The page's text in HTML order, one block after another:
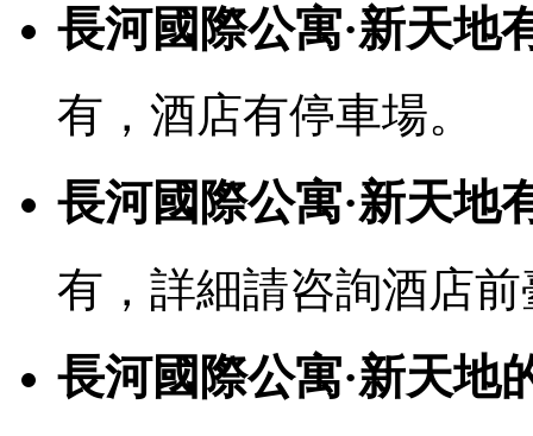
長河國際公寓·新天地
有，酒店有停車場。
長河國際公寓·新天地
有，詳細請咨詢酒店前
長河國際公寓·新天地